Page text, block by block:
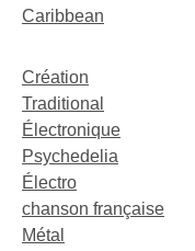
Caribbean
Création
Traditional
Électronique
Psychedelia
Électro
chanson française
Métal